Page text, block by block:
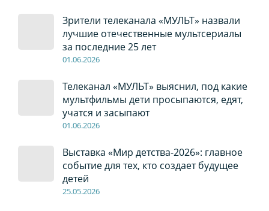
Зрители телеканала «МУЛЬТ» назвали
лучшие отечественные мультсериалы
за последние 25 лет
01.06.2026
Телеканал «МУЛЬТ» выяснил, под какие
мультфильмы дети просыпаются, едят,
учатся и засыпают
01.06.2026
Выставка «Мир детства-2026»: главное
событие для тех, кто создает будущее
детей
25.05.2026